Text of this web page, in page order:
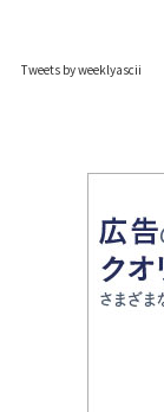
Tweets by weeklyascii